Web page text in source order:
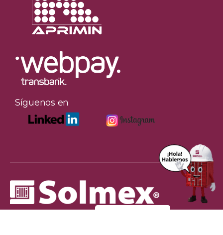
Síguenos en